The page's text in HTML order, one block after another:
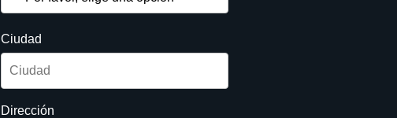
Ciudad
Dirección